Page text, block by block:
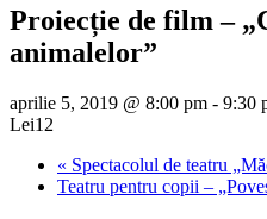
Proiecție de film –
animalelor”
aprilie 5, 2019 @ 8:00 pm - 9:30
Lei12
« Spectacolul de teatru
Teatru pentru copii –